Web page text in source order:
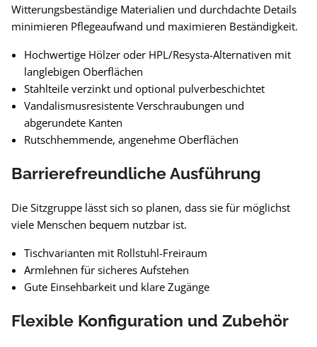
Witterungsbeständige Materialien und durchdachte Details
minimieren Pflegeaufwand und maximieren Beständigkeit.
Hochwertige Hölzer oder HPL/Resysta-Alternativen mit
langlebigen Oberflächen
Stahlteile verzinkt und optional pulverbeschichtet
Vandalismusresistente Verschraubungen und
abgerundete Kanten
Rutschhemmende, angenehme Oberflächen
Barrierefreundliche Ausführung
Die Sitzgruppe lässt sich so planen, dass sie für möglichst
viele Menschen bequem nutzbar ist.
Tischvarianten mit Rollstuhl-Freiraum
Armlehnen für sicheres Aufstehen
Gute Einsehbarkeit und klare Zugänge
Flexible Konfiguration und Zubehör